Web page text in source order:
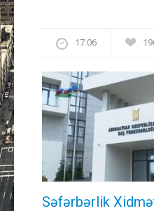
17:06
Səfərbərlik